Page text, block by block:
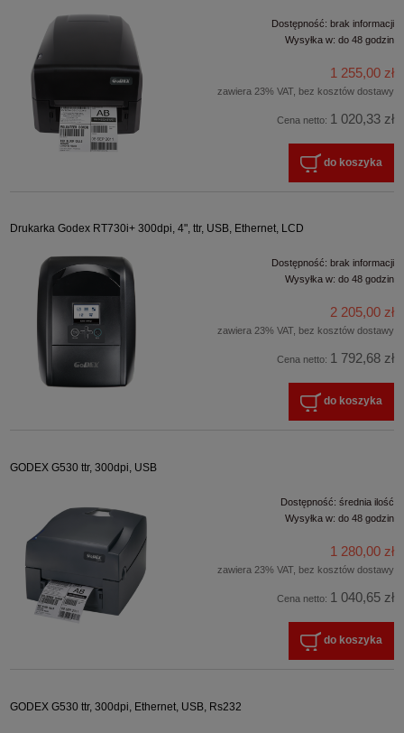
Dostępność: brak informacji
Wysyłka w: do 48 godzin
1 255,00 zł
zawiera 23% VAT, bez kosztów dostawy
Cena netto: 1 020,33 zł
do koszyka
Drukarka Godex RT730i+ 300dpi, 4", ttr, USB, Ethernet, LCD
Dostępność: brak informacji
Wysyłka w: do 48 godzin
2 205,00 zł
zawiera 23% VAT, bez kosztów dostawy
Cena netto: 1 792,68 zł
do koszyka
GODEX G530 ttr, 300dpi, USB
Dostępność: średnia ilość
Wysyłka w: do 48 godzin
1 280,00 zł
zawiera 23% VAT, bez kosztów dostawy
Cena netto: 1 040,65 zł
do koszyka
GODEX G530 ttr, 300dpi, Ethernet, USB, Rs232